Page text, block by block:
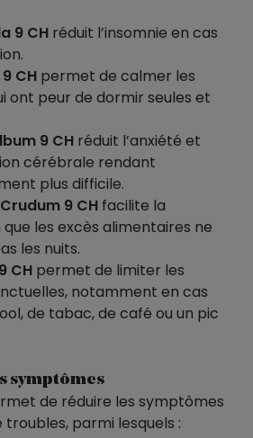
9 CH réduit l’insomnie en cas
CH permet de calmer les
ont peur de dormir seules et
9 CH réduit l’anxiété et
cérébrale rendant
plus difficile.
9 CH facilite la
les excès alimentaires ne
les nuits.
CH permet de limiter les
notamment en cas
de tabac, de café ou un pic
symptômes
de réduire les symptômes
troubles, parmi lesquels :